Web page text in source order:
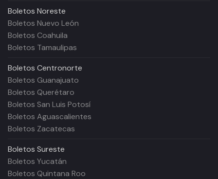
Boletos Noreste
Boletos Nuevo León
Boletos Coahuila
Boletos Tamaulipas
Boletos Centronorte
Boletos Guanajuato
Boletos Querétaro
Boletos San Luis Potosí
Boletos Aguascalientes
Boletos Zacatecas
Boletos Sureste
Boletos Yucatán
Boletos Quintana Roo